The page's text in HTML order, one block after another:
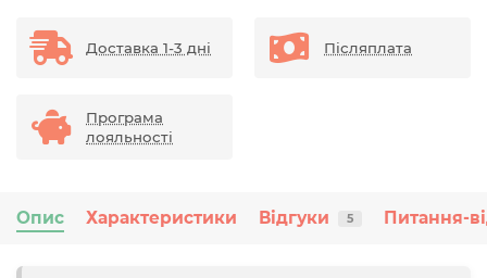
Доставка 1-3 дні Післяплата
Програма
лояльності
Опис Характеристики Відгуки 5 Питання-